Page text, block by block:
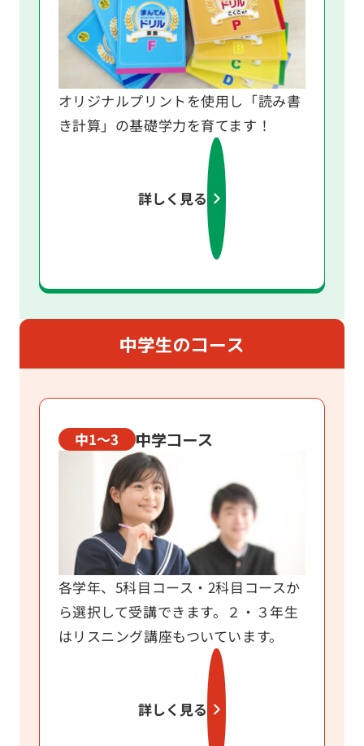
オリジナルプリントを使用し「読み書
き計算」の基礎学力を育てます！
詳しく見る
中学生のコース
中1～3 中学コース
各学年、5科目コース・2科目コースか
ら選択して受講できます。２・３年生
はリスニング講座もついています。
詳しく見る